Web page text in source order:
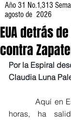
Año 31 No.1,313
agosto de 2026
EUA detrás
contra
Por la Espiral
Claudia Luna
Aquí en
horas, ha